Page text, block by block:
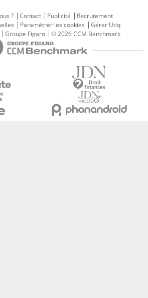
?
Contact Publicité
Recrutement
Paramétrer les cookies
Gérer Utiq
Groupe Figaro © 2026 CCM Benchmark